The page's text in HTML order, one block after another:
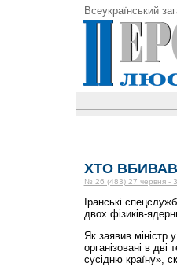
Всеукраїнський
ХТО ВБИВАВ
№ 26 (483) 27 червня -
Іранські
двох фізиків-
Як заявив міністр
організовані в дві
сусідню країну»,